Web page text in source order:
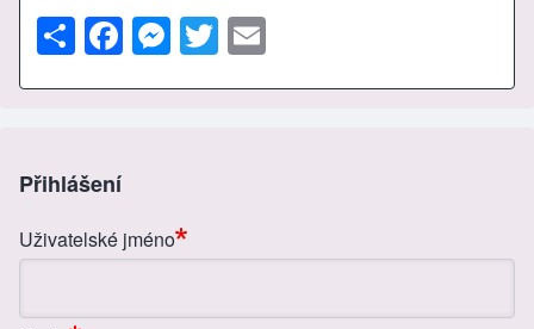
S
h
ar
F
a
c
o
o
M
e
ss
g
er
T
wi
tt ail
Přihlášení
Uživatelské jméno